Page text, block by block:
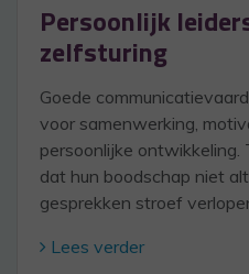
Persoonlijk
zelfsturing
Goede
voor samenwerking,
persoonlijke ontwikkeling.
dat hun boodschap niet
gesprekken stroef
Lees verder